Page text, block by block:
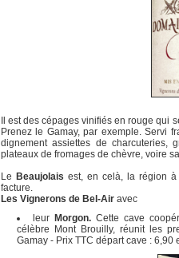
Il est des cépages vinifiés en rouge qui
Prenez le Gamay, par exemple. Servi
dignement assiettes de charcuteries,
plateaux de fromages de chèvre, voire
Le Beaujolais est, en celà, la région
facture.
Les Vignerons de Bel-Air avec
leur Morgon. Cette cave
célèbre Mont Brouilly, réunit les
Gamay - Prix TTC départ cave : 6,90